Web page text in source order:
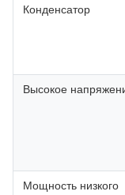
Конденсатор
Высокое
Мощность низкого